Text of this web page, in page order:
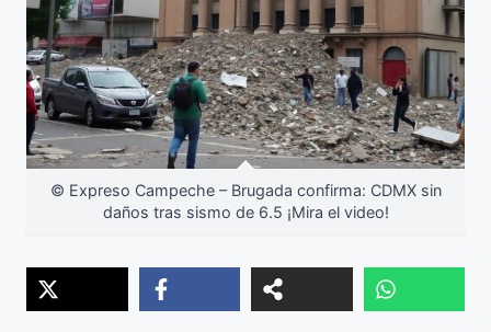
© Expreso Campeche – Brugada confirma: CDMX sin
daños tras sismo de 6.5 ¡Mira el video!